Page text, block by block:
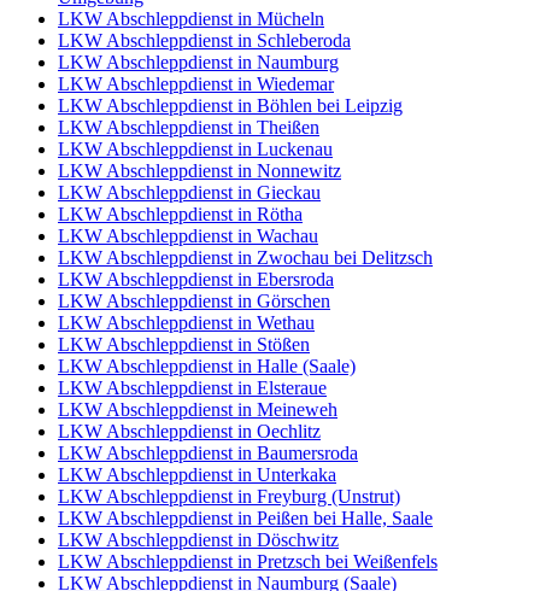
LKW Abschleppdienst in Mücheln
LKW Abschleppdienst in Schleberoda
LKW Abschleppdienst in Naumburg
LKW Abschleppdienst in Wiedemar
LKW Abschleppdienst in Böhlen bei Leipzig
LKW Abschleppdienst in Theißen
LKW Abschleppdienst in Luckenau
LKW Abschleppdienst in Nonnewitz
LKW Abschleppdienst in Gieckau
LKW Abschleppdienst in Rötha
LKW Abschleppdienst in Wachau
LKW Abschleppdienst in Zwochau bei Delitzsch
LKW Abschleppdienst in Ebersroda
LKW Abschleppdienst in Görschen
LKW Abschleppdienst in Wethau
LKW Abschleppdienst in Stößen
LKW Abschleppdienst in Halle (Saale)
LKW Abschleppdienst in Elsteraue
LKW Abschleppdienst in Meineweh
LKW Abschleppdienst in Oechlitz
LKW Abschleppdienst in Baumersroda
LKW Abschleppdienst in Unterkaka
LKW Abschleppdienst in Freyburg (Unstrut)
LKW Abschleppdienst in Peißen bei Halle, Saale
LKW Abschleppdienst in Döschwitz
LKW Abschleppdienst in Pretzsch bei Weißenfels
LKW Abschleppdienst in Naumburg (Saale)